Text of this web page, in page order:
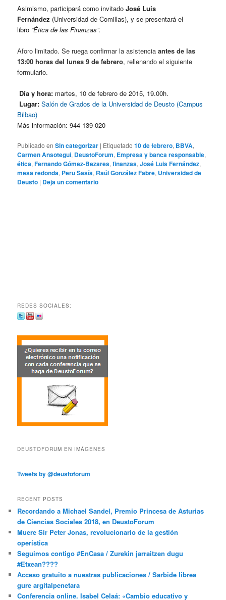
Asimismo, participará como invitadoJosé Luis
Fernández (Universidad de Comillas), y se presentará el
libro “Ética de las Finanzas”.
Aforo limitado. Se ruega confirmar la asistenciaantes de las
13:00 horas del lunes 9 de febrero, rellenando el siguiente
formulario.
Día y hora: martes, 10 de febrero de 2015, 19.00h.
Lugar: Salón de Grados de la Universidad de Deusto (Campus
Bilbao)
Más información: 944 139 020
Publicado en Sin categorizar | Etiquetado 10 de febrero, BBVA,
Carmen Ansotegui, DeustoForum, Empresa y banca responsable,
ética,Fernando Gómez-Bezares,finanzas,José Luis Fernández,
mesa redonda, Peru Sasía, Raúl González Fabre, Universidad de
Deusto | Deja un comentario
REDES SOCIALES:
DEUSTOFORUM EN IMÁGENES
Tweets by @deustoforum
RECENT POSTS
Recordando a Michael Sandel, Premio Princesa de Asturias
de Ciencias Sociales 2018, en DeustoForum
Muere Sir Peter Jonas, revolucionario de la gestión
operística
Seguimos contigo #EnCasa / Zurekin jarraitzen dugu
#Etxean????
Acceso gratuito a nuestras publicaciones / Sarbide librea
gure argitalpenetara
Conferencia online. Isabel Celaá: «Cambio educativo y